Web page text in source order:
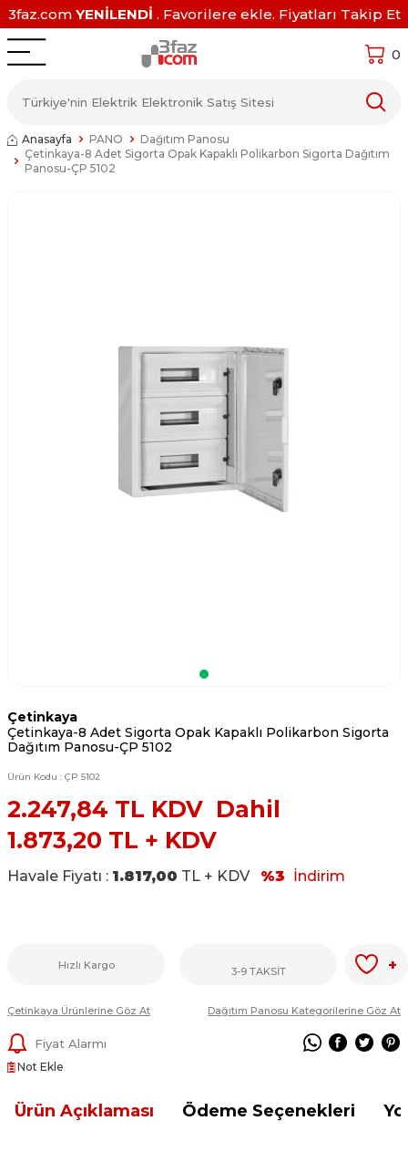
3faz.com YENİLENDİ . Favorilere ekle. Fiyatları Takip Et
0
Anasayfa PANO
Dağıtım Panosu
Çetinkaya-8 Adet Sigorta Opak Kapaklı Polikarbon Sigorta Dağıtım
Panosu-ÇP 5102
Çetinkaya
Çetinkaya-8 Adet Sigorta Opak Kapaklı Polikarbon Sigorta
Dağıtım Panosu-ÇP 5102
Ürün Kodu : ÇP 5102
2.247,84 TL KDV Dahil
1.873,20 TL + KDV
Havale Fiyatı : 1.817,00 TL + KDV %3 İndirim
Hızlı Kargo 3-9 TAKSİT +
Çetinkaya Ürünlerine Göz At Dağıtım Panosu Kategorilerine Göz At
Fiyat Alarmı
Not Ekle
Ürün Açıklaması Ödeme Seçenekleri